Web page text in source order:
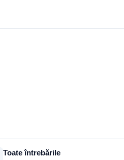
Toate întrebările